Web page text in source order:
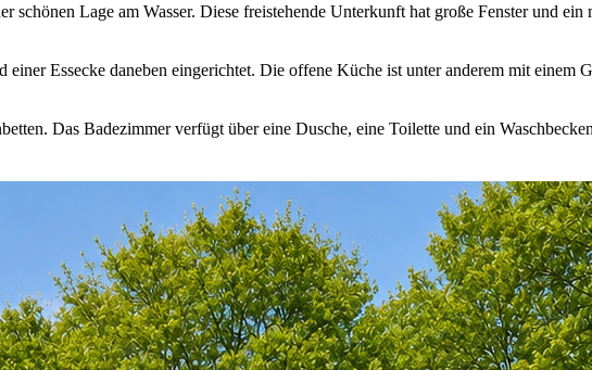
Lage am Wasser. Diese freistehende Unterkunft hat große Fenster und
Essecke daneben eingerichtet. Die offene Küche ist unter anderem mit einem
Das Badezimmer verfügt über eine Dusche, eine Toilette und ein